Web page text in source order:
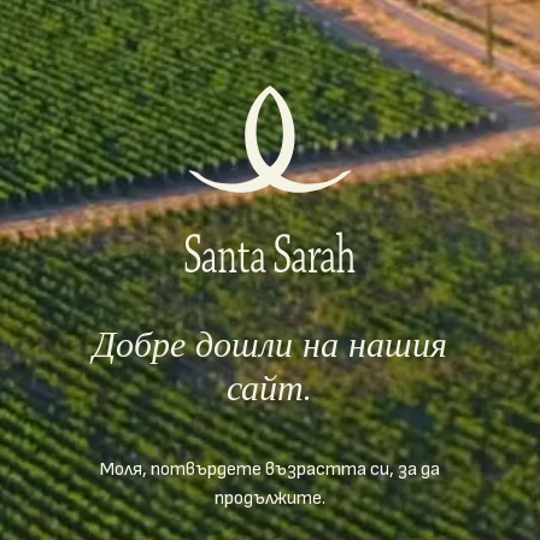
Добре дошли на нашия
сайт.
Моля, потвърдете възрастта си, за да
продължите.
корелира като Черното C, където С е асоциация на сорта
Cabernet Sauvignon.
НАУЧИ ПОВЕЧЕ